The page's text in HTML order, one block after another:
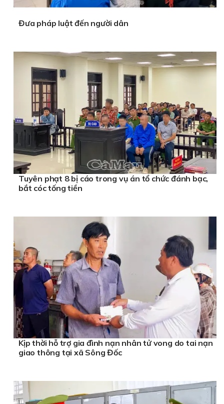
Đưa pháp luật đến người dân
Tuyên phạt 8 bị cáo trong vụ án tổ chức đánh bạc,
bắt cóc tống tiền
Kịp thời hỗ trợ gia đình nạn nhân tử vong do tai nạn
giao thông tại xã Sông Đốc